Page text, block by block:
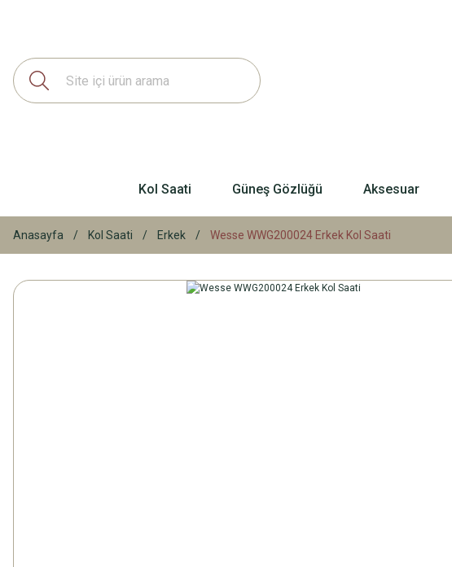
Kol Saati Güneş Gözlüğü Aksesuar
Anasayfa Kol Saati Erkek Wesse WWG200024 Erkek Kol Saati